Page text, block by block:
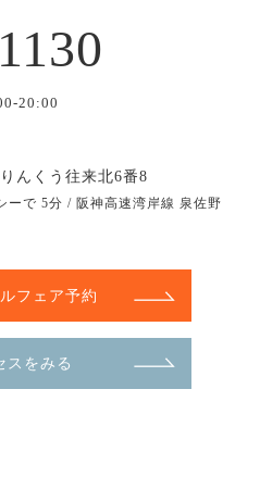
20:00
んくう往来北6番8
ーで 5分 / 阪神高速湾岸線 泉佐野
フェア予約
スをみる